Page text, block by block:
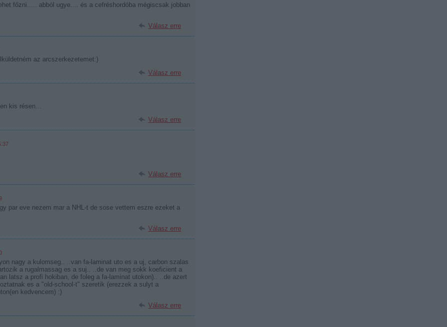
főzni..... abból ugye.... és a cefréshordóba mégiscsak jobban
Válasz erre
az arcszerkezetemet:)
Válasz erre
kis résen...
Válasz erre
Válasz erre
par eve nezem mar a NHL-t de sose vettem eszre ezeket a
Válasz erre
nagy a kulomseg.. ..van fa-laminat uto es a uj, carbon szalas
a rugalmassag es a suj.. ..de van meg sokk koeficient a
latsz a profi hokiban, de foleg a fa-laminat utokon).. ..de azert
es a "old-school-t" szeretik (erezzek a sulyt a
kedvencem) :)
Válasz erre